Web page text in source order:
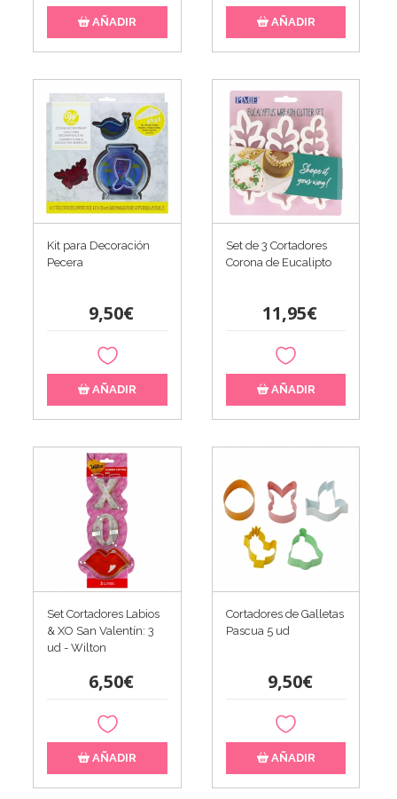
AÑADIR AÑADIR
Kit para Decoración
Pecera
9,50€
AÑADIR
Set de 3 Cortadores
Corona de Eucalipto
11,95€
AÑADIR
Set Cortadores Labios
& XO San Valentín: 3
ud - Wilton
6,50€
AÑADIR
Cortadores de Galletas
Pascua 5 ud
9,50€
AÑADIR